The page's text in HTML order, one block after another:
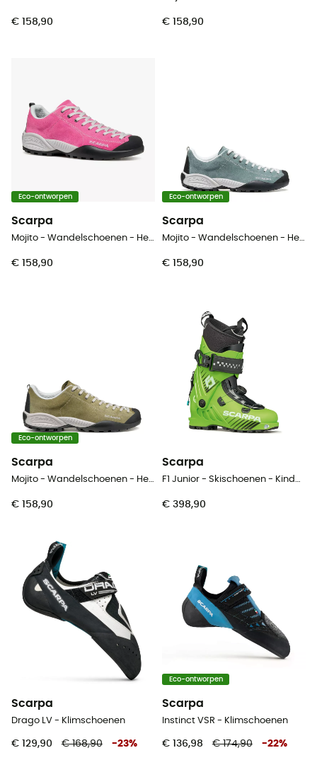
€ 158,90 € 158,90
Eco-ontworpen
Scarpa
Mojito - Wandelschoenen - Heren
€ 158,90
Eco-ontworpen
Scarpa
Mojito - Wandelschoenen - Heren
€ 158,90
Eco-ontworpen
Scarpa
Mojito - Wandelschoenen - Heren
€ 158,90
Scarpa
F1 Junior - Skischoenen - Kinderen
€ 398,90
Scarpa
Drago LV - Klimschoenen
€ 129,90 € 168,90 -23%
Eco-ontworpen
Scarpa
Instinct VSR - Klimschoenen
€ 136,98 € 174,90 -22%